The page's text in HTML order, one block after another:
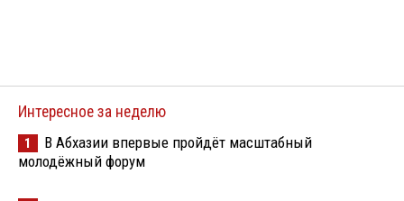
Интересное за неделю
1
В Абхазии впервые пройдёт масштабный
молодёжный форум